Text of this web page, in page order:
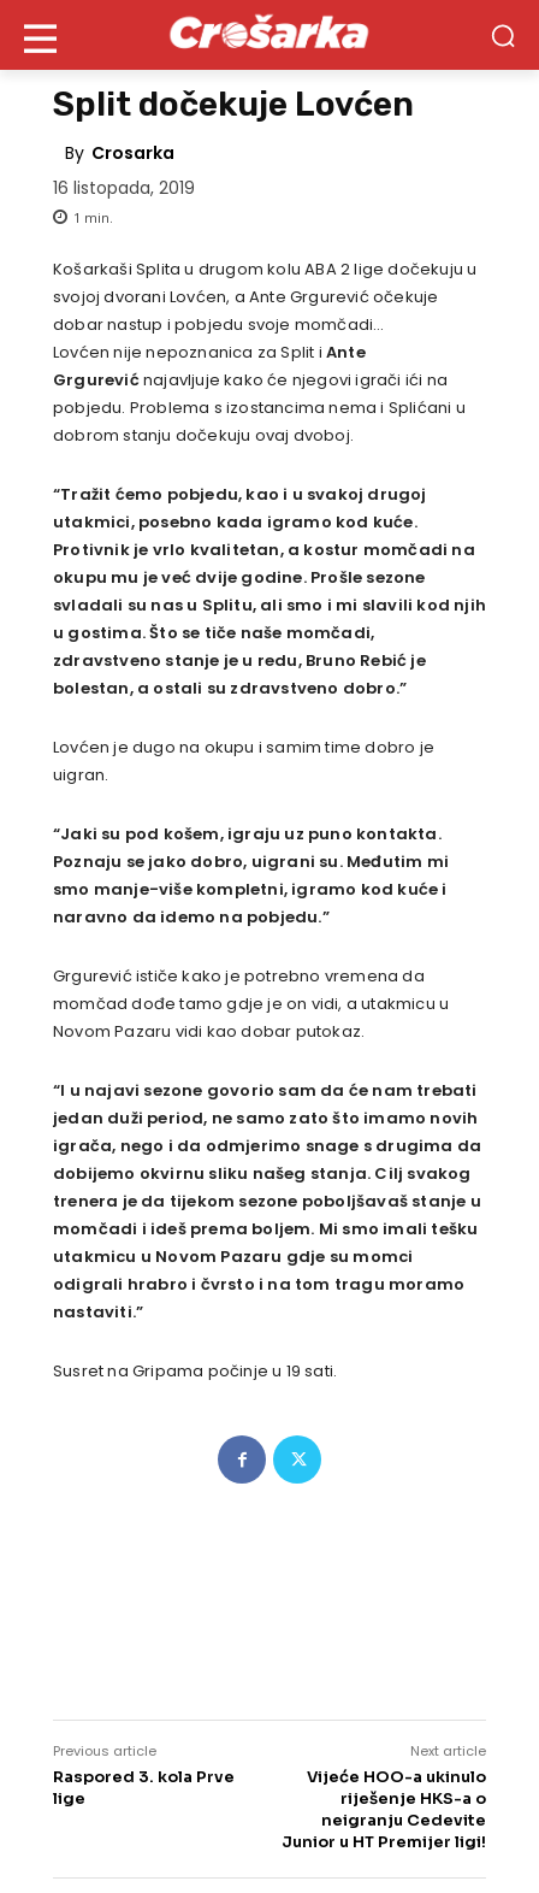
Split dočekuje Lovćen
By Crosarka
16 listopada, 2019
1 min.
Košarkaši Splita u drugom kolu ABA 2 lige dočekuju u
svojoj dvorani Lovćen, a Ante Grgurević očekuje
dobar nastup i pobjedu svoje momčadi…
Lovćen nije nepoznanica za Split i Ante
Grgurevićnajavljuje kako će njegovi igrači ići na
pobjedu. Problema s izostancima nema i Splićani u
dobrom stanju dočekuju ovaj dvoboj.
“Tražit ćemo pobjedu, kao i u svakoj drugoj
utakmici, posebno kada igramo kod kuće.
Protivnik je vrlo kvalitetan, a kostur momčadi na
okupu mu je već dvije godine. Prošle sezone
svladali su nas u Splitu, ali smo i mi slavili kod njih
u gostima. Što se tiče naše momčadi,
zdravstveno stanje je u redu, Bruno Rebić je
bolestan, a ostali su zdravstveno dobro.”
Lovćen je dugo na okupu i samim time dobro je
uigran.
“Jaki su pod košem, igraju uz puno kontakta.
Poznaju se jako dobro, uigrani su. Međutim mi
smo manje-više kompletni, igramo kod kuće i
naravno da idemo na pobjedu.”
Grgurević ističe kako je potrebno vremena da
momčad dođe tamo gdje je on vidi, a utakmicu u
Novom Pazaru vidi kao dobar putokaz.
“I u najavi sezone govorio sam da će nam trebati
jedan duži period, ne samo zato što imamo novih
igrača, nego i da odmjerimo snage s drugima da
dobijemo okvirnu sliku našeg stanja. Cilj svakog
trenera je da tijekom sezone poboljšavaš stanje u
momčadi i ideš prema boljem. Mi smo imali tešku
utakmicu u Novom Pazaru gdje su momci
odigrali hrabro i čvrsto i na tom tragu moramo
nastaviti.”
Susret na Gripama počinje u 19 sati.
Previous article
Raspored 3. kola Prve
lige
Next article
Vijeće HOO-a ukinulo
riješenje HKS-a o
neigranju Cedevite
Junior u HT Premijer ligi!